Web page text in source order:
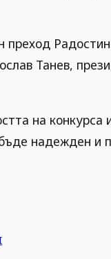
Танев,
на конкурса
надежден и